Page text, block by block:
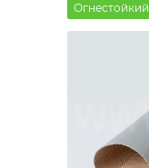
Огнестойкий